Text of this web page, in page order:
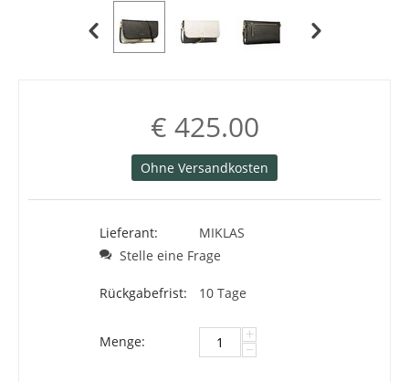
€ 425.00
Ohne Versandkosten
Lieferant:
MIKLAS
Stelle eine Frage
Rückgabefrist: 10 Tage
Menge: +
−